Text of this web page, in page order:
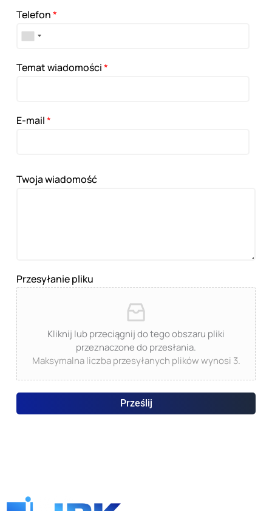
Telefon*
Temat wiadomości*
E-mail*
Twoja wiadomość
Przesyłanie pliku
Kliknij lub przeciągnij do tego obszaru pliki
przeznaczone do przesłania.
Maksymalna liczba przesyłanych plików wynosi 3.
Prześlij